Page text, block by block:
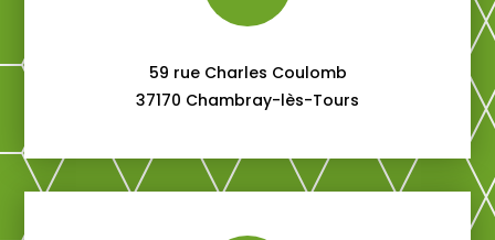
59 rue Charles Coulomb
37170 Chambray-lès-Tours